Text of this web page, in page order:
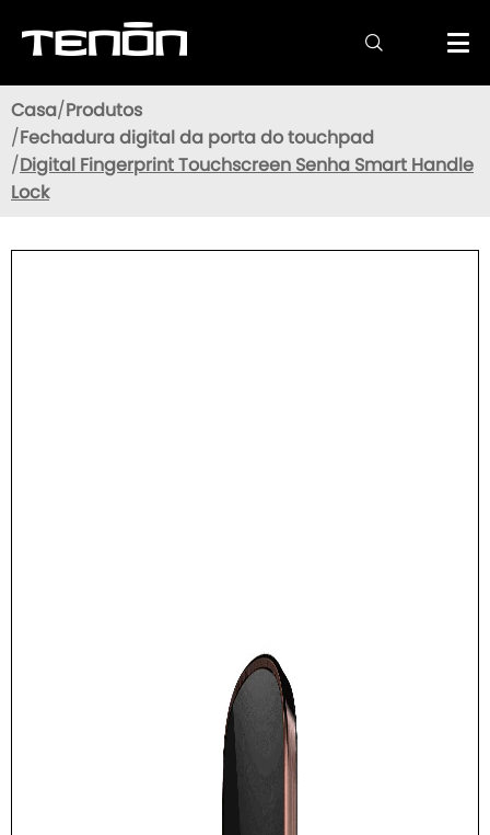

Casa Produtos
Fechadura digital da porta do touchpad
Digital Fingerprint Touchscreen Senha Smart Handle
Lock